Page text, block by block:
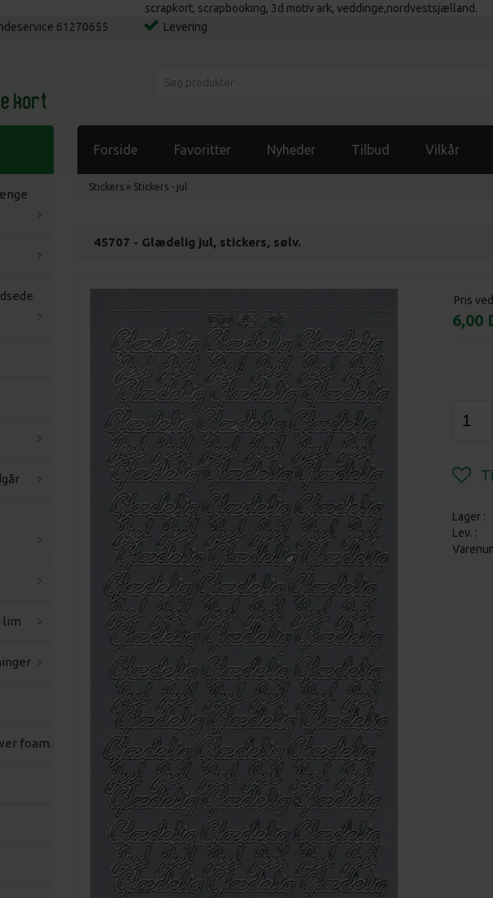
scrapkort, scrapbooking, 3d motiv ark, veddinge,nordvestsjælland.
61270655 Levering
lim
foam.
Forside Favoritter Nyheder Tilbud Vilkår
Stickers » Stickers - jul
45707 - Glædelig jul, stickers, sølv.
Pris ved
6,00
Lager :
Lev. :